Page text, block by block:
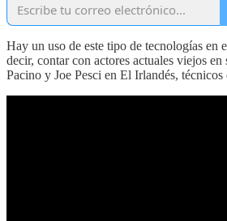
Hay un uso de este tipo de tecnologías en
decir, contar con actores actuales viejos
Pacino y Joe Pesci en El Irlandés,